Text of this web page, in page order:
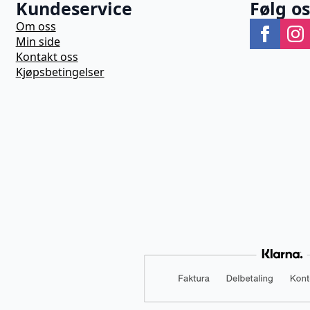
Kundeservice
Om oss
Min side
Kontakt oss
Kjøpsbetingelser
Følg